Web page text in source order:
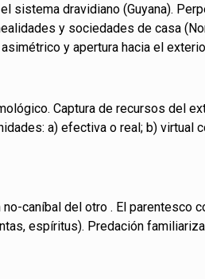
sistema dravidiano (Guyana).
y sociedades de casa
y apertura hacia el
Captura de recursos del
a) efectiva o real; b) virtual
caníbal del otro . El parentesco
espíritus). Predación